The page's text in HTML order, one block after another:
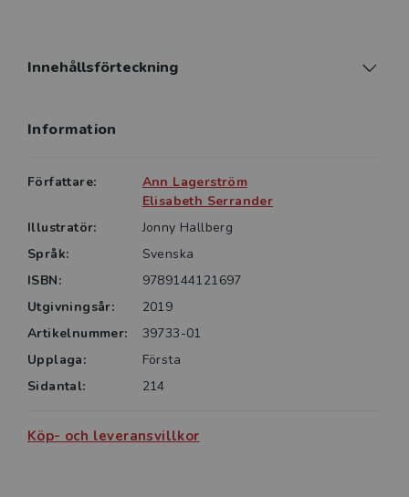
Existentiell coaching vänder sig i första hand till dig
verktyg. Den passar även dig som arbetar
kunskap. Den kan också ge dig som är allmänt
intresserad av filosofiska och existentiella
frågeställningar inspiration till eget utforskande.
Innehållsförteckning
Information
Författare:
Ann Lagerström
Elisabeth Serrander
Illustratör:
Jonny Hallberg
Språk:
Svenska
ISBN:
9789144121697
Utgivningsår:
2019
Artikelnummer:
39733-01
Upplaga:
Första
Sidantal:
214
Köp- och leveransvillkor